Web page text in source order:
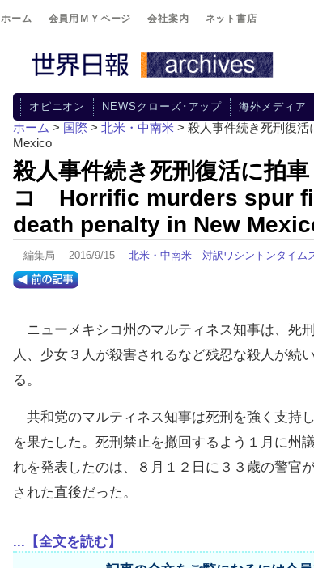
ホーム 会員用ＭＹページ 会社案内 ネット書店
オピニオン NEWSクローズ･アップ 海外メディア
ホーム > 国際 > 北米・中南米 > 殺人事件続き死刑復
Mexico
殺人事件続き死刑復活に拍
コ Horrific murders spur
death penalty in New
編集局 2016/9/15 北米・中南米 ｜ 対訳ワシントンタイム
ニューメキシコ州のマルティネス知事は、死
人、少女３人が殺害されるなど残忍な殺人が続
る。
共和党のマルティネス知事は死刑を強く支持
を果たした。死刑禁止を撤回するよう１月に州
れを発表したのは、８月１２日に３３歳の警官
された直後だった。
...【全文を読む】